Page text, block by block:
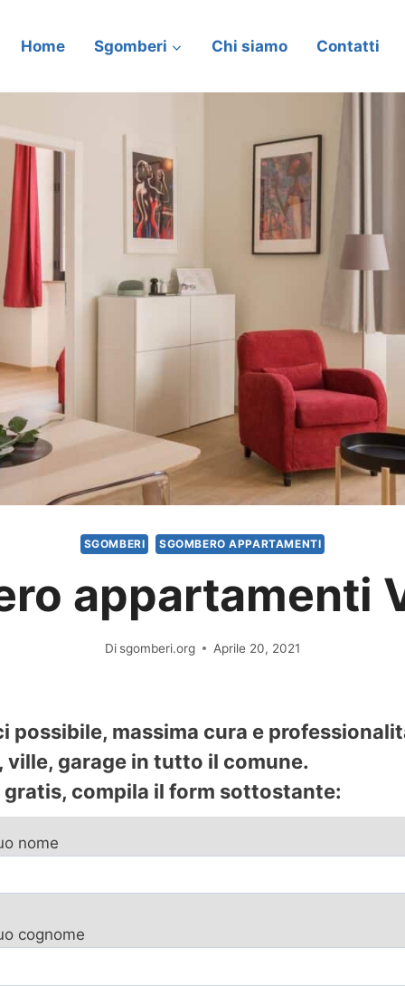
Home Sgomberi Chi siamo Contatti
SGOMBERI SGOMBERO APPARTAMENTI
appartamenti
Di sgomberi.org Aprile 20, 2021
possibile, massima cura e
garage in tutto il comune.
compila il form sottostante:
nome
cognome